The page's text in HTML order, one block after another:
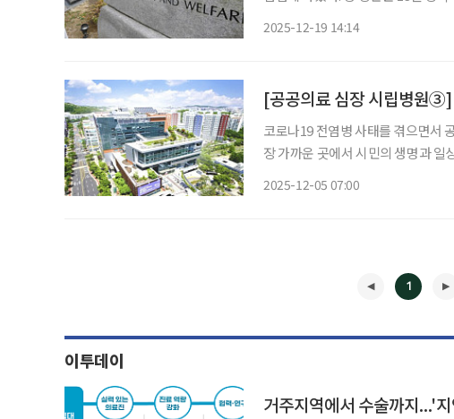
2025-12-19 14:14
[공공의료 심장 시립병원③]
코로나19 전염병 사태를 겪으면서
장 가까운 곳에서 시민의 생명과 일
2025-12-05 07:00
1
이투데이
거주지역에서 수술까지...'